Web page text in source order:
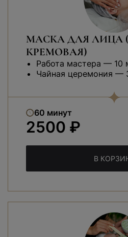
МАСКА ДЛЯ ЛИЦА
КРЕМОВАЯ)
Работа мастера — 10
Чайная церемония —
60 минут
2500 ₽
В